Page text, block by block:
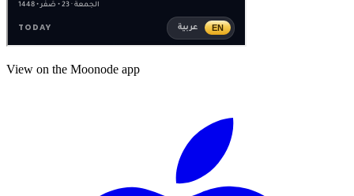
View on the Moonode app